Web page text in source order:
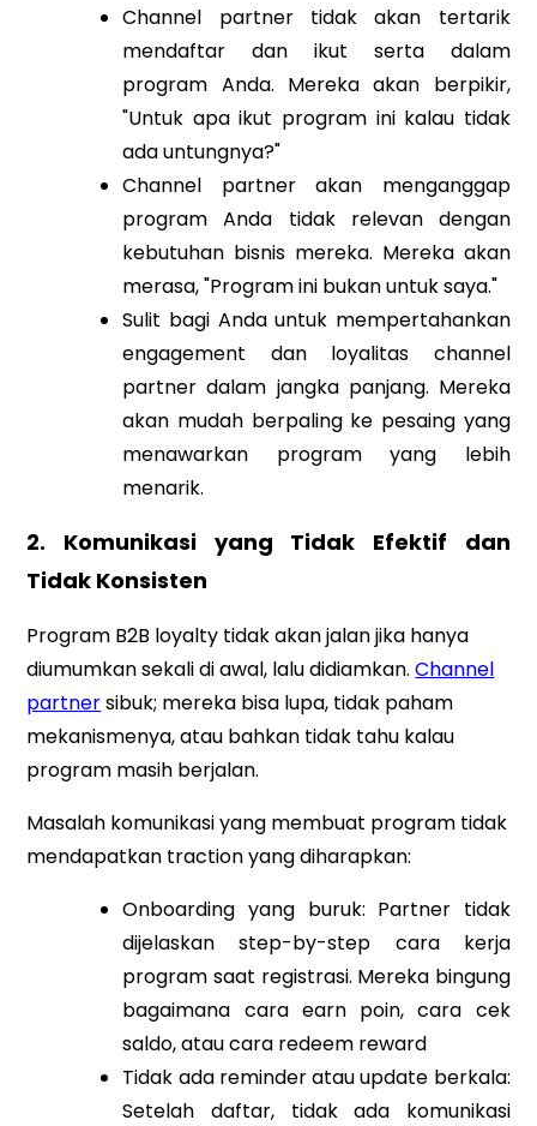
Channel partner tidak akan tertarik
mendaftar dan ikut serta dalam
program Anda. Mereka akan berpikir,
"Untuk apa ikut program ini kalau tidak
ada untungnya?"
Channel partner akan menganggap
program Anda tidak relevan dengan
kebutuhan bisnis mereka. Mereka akan
merasa, "Program ini bukan untuk saya."
Sulit bagi Anda untuk mempertahankan
engagement dan loyalitas channel
partner dalam jangka panjang. Mereka
akan mudah berpaling ke pesaing yang
menawarkan program yang lebih
menarik.
2. Komunikasi yang Tidak Efektif dan
Tidak Konsisten
Program B2B loyalty tidak akan jalan jika hanya
diumumkan sekali di awal, lalu didiamkan.Channel
partnersibuk; mereka bisa lupa, tidak paham
mekanismenya, atau bahkan tidak tahu kalau
program masih berjalan.
Masalah komunikasi yang membuat program tidak
mendapatkan traction yang diharapkan:
Onboarding yang buruk: Partner tidak
dijelaskan step-by-step cara kerja
program saat registrasi. Mereka bingung
bagaimana cara earn poin, cara cek
saldo, atau cara redeem reward
Tidak ada reminder atau update berkala:
Setelah daftar, tidak ada komunikasi